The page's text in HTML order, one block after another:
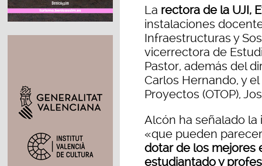
La rectora de la UJI,
instalaciones
Infraestructuras y
vicerrectora de
Pastor, además del
Carlos Hernando, y
Proyectos (OTOP),
Alcón ha señalado
«que pueden
dotar de los mejores
estudiantado y